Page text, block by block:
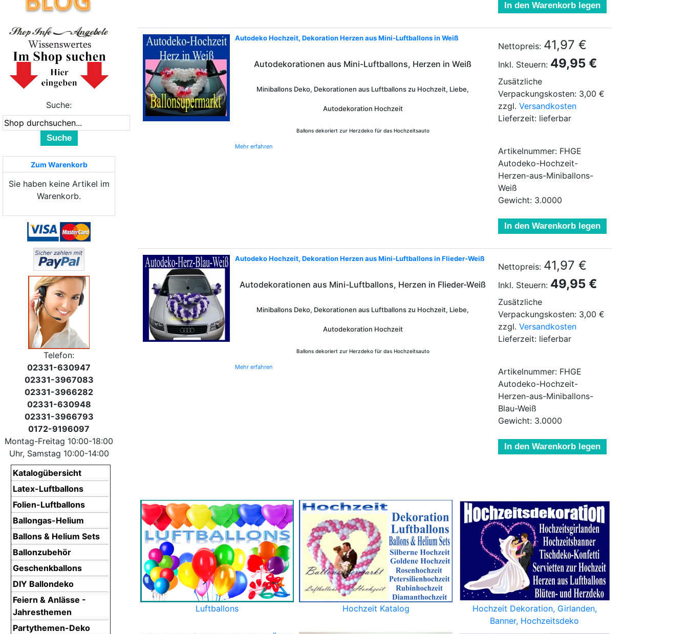
In den Warenkorb legen
Autodeko Hochzeit, Dekoration Herzen aus Mini-Luftballons in Weiß
Autodekorationen aus Mini-Luftballons, Herzen in Weiß
Miniballons Deko, Dekorationen aus Luftballons zu Hochzeit, Liebe,
Autodekoration Hochzeit
Ballons dekoriert zur Herzdeko für das Hochzeitsauto
Mehr erfahren
Nettopreis: 41,97 €
Inkl. Steuern: 49,95 €
Zusätzliche
Verpackungskosten: 3,00 €
zzgl. Versandkosten
Lieferzeit: lieferbar
Artikelnummer: FHGE
Autodeko-Hochzeit-
Herzen-aus-Miniballons-
Weiß
Gewicht: 3.0000
In den Warenkorb legen
Autodeko Hochzeit, Dekoration Herzen aus Mini-Luftballons in Flieder-Weiß
Autodekorationen aus Mini-Luftballons, Herzen in Flieder-Weiß
Miniballons Deko, Dekorationen aus Luftballons zu Hochzeit, Liebe,
Autodekoration Hochzeit
Ballons dekoriert zur Herzdeko für das Hochzeitsauto
Mehr erfahren
Nettopreis: 41,97 €
Inkl. Steuern: 49,95 €
Zusätzliche
Verpackungskosten: 3,00 €
zzgl. Versandkosten
Lieferzeit: lieferbar
Artikelnummer: FHGE
Autodeko-Hochzeit-
Herzen-aus-Miniballons-
Blau-Weiß
Gewicht: 3.0000
In den Warenkorb legen
Luftballons Hochzeit Katalog
Hochzeit Dekoration, Girlanden,
Banner, Hochzeitsdeko
Suche:
Suche
Zum Warenkorb
Sie haben keine Artikel im
Warenkorb.
Telefon:
02331-630947
02331-3967083
02331-3966282
02331-630948
02331-3966793
0172-9196097
Montag-Freitag 10:00-18:00
Uhr, Samstag 10:00-14:00
Katalogübersicht
Latex-Luftballons
Folien-Luftballons
Ballongas-Helium
Ballons & Helium Sets
Ballonzubehör
Geschenkballons
DIY Ballondeko
Feiern & Anlässe -
Jahresthemen
Partythemen-Deko